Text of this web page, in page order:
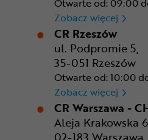
Zobacz więcej CR
CR Rzeszów
ul. Podpromie 5,
35-051 Rzeszów
Otwarte od: 10:00
Zobacz więcej CR
CR Warszawa -
Aleja Krakowska
02-183 Warszawa